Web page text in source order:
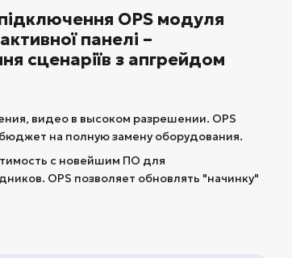
видео в высоком разрешении. OPS
на полную замену оборудования.
с новейшим ПО для
OPS позволяет обновлять "начинку"